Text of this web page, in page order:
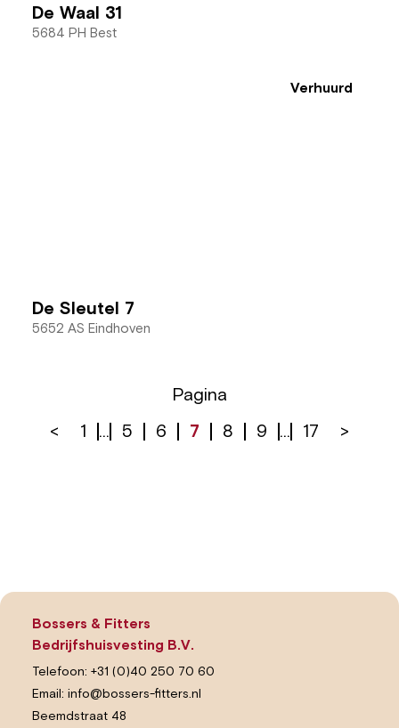
De Waal 31
5684 PH Best
Verhuurd
De Sleutel 7
5652 AS Eindhoven
Pagina
< 1 ... 5 6 7 8 9 ... 17 >
Bossers & Fitters
Bedrijfshuisvesting B.V.
Telefoon: +31 (0)40 250 70 60
Email: info@bossers-fitters.nl
Beemdstraat 48